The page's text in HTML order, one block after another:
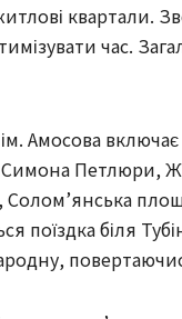
квартали.
час.
Амосова включає
Симона Петлюри,
поїздка біля